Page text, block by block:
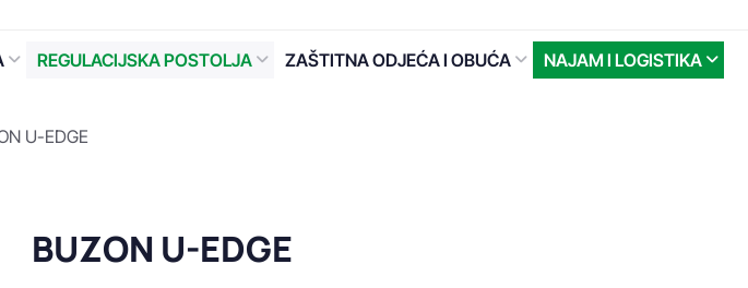
REGULACIJSKA POSTOLJA ZAŠTITNA ODJEĆA I OBUĆA NAJAM I LOGISTIKA
U-EDGE
BUZON U-EDGE